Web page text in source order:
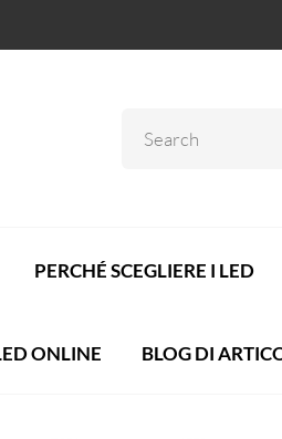
PERCHÉ SCEGLIERE I LED
ONLINE BLOG DI